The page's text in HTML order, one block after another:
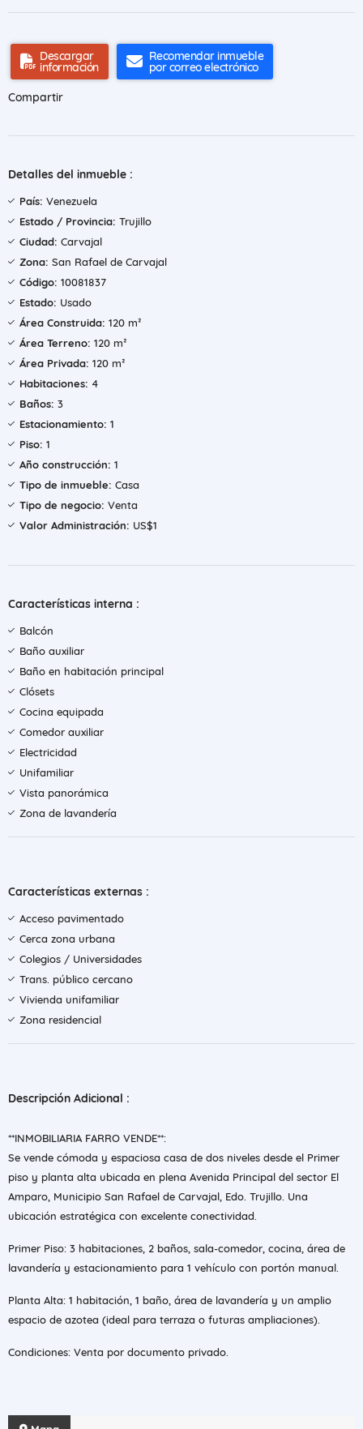
Descargar
información
Recomendar inmueble
por correo electrónico
Compartir
Detalles del inmueble :
País: Venezuela
Estado / Provincia: Trujillo
Ciudad: Carvajal
Zona: San Rafael de Carvajal
Código: 10081837
Estado: Usado
Área Construida: 120 m²
Área Terreno: 120 m²
Área Privada: 120 m²
Habitaciones: 4
Baños: 3
Estacionamiento: 1
Piso: 1
Año construcción: 1
Tipo de inmueble: Casa
Tipo de negocio: Venta
Valor Administración: US$1
Características interna :
Balcón
Baño auxiliar
Baño en habitación principal
Clósets
Cocina equipada
Comedor auxiliar
Electricidad
Unifamiliar
Vista panorámica
Zona de lavandería
Características externas :
Acceso pavimentado
Cerca zona urbana
Colegios / Universidades
Trans. público cercano
Vivienda unifamiliar
Zona residencial
Descripción Adicional :
**INMOBILIARIA FARRO VENDE**:
Se vende cómoda y espaciosa casa de dos niveles desde el Primer
piso y planta alta ubicada en plena Avenida Principal del sector El
Amparo, Municipio San Rafael de Carvajal, Edo. Trujillo. Una
ubicación estratégica con excelente conectividad.
Primer Piso: 3 habitaciones, 2 baños, sala-comedor, cocina, área de
lavandería y estacionamiento para 1 vehículo con portón manual.
Planta Alta: 1 habitación, 1 baño, área de lavandería y un amplio
espacio de azotea (ideal para terraza o futuras ampliaciones).
Condiciones: Venta por documento privado.